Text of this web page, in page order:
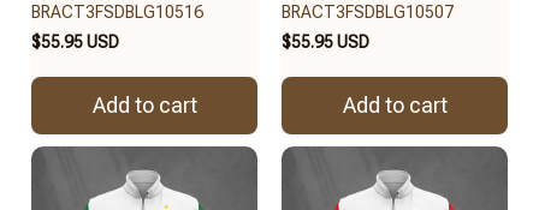
BRACT3FSDBLG10516
$55.95 USD
Add to cart
BRACT3FSDBLG10507
$55.95 USD
Add to cart